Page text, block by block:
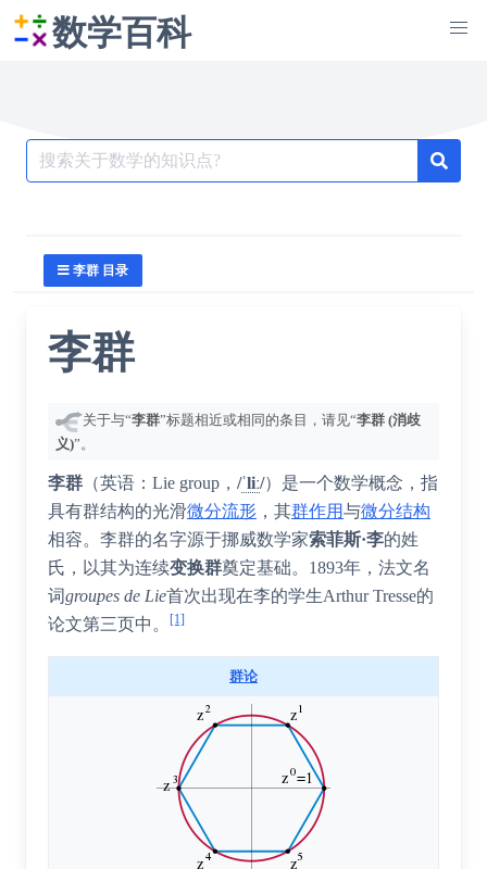
数学百科
Search
for:
李群 目录
李群
关于与“李群”标题相近或相同的条目，请见“李群 (消歧
义)”。
李群 （英语： Lie group ， /ˈliː/）是一个数学概念，指
具有群结构的光滑微分流形 ，其群作用与微分结构
相容。李群的名字源于挪威数学家索菲斯·李的姓
氏，以其为连续变换群奠定基础。1893年，法文名
词groupes de Lie首次出现在李的学生Arthur Tresse的
论文第三页中。
[1]
群论